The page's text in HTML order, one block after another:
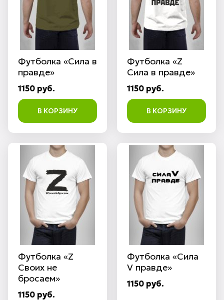
Футболка «Сила в
правде»
1150 руб.
В КОРЗИНУ
Футболка «Z
Сила в правде»
1150 руб.
В КОРЗИНУ
Футболка «Z
Своих не
бросаем»
1150 руб.
Футболка «Сила
V правде»
1150 руб.